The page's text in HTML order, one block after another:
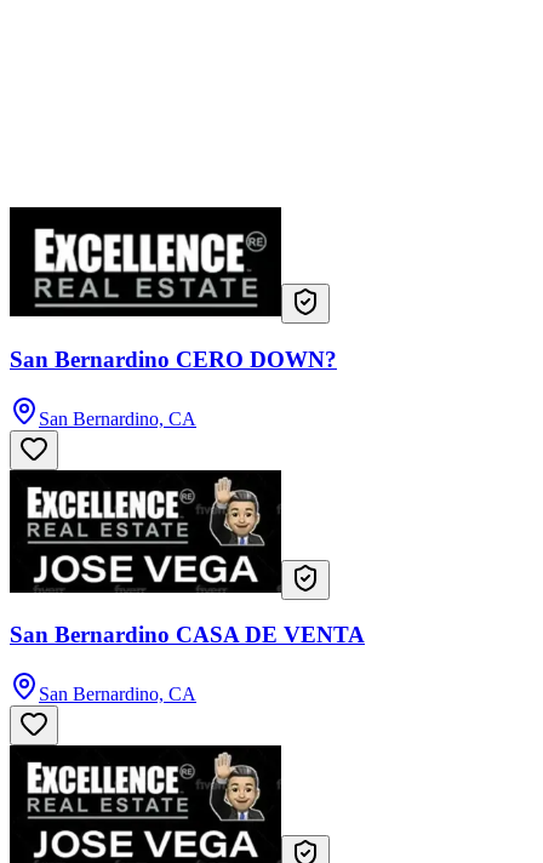
San Bernardino CERO DOWN?
San Bernardino, CA
San Bernardino CASA DE VENTA
San Bernardino, CA